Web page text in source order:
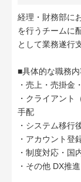
経理・財務部に
を行うチームに
として業務遂行
■具体的な職務内
・売上・売掛金
・クライアント
手配
・システム移行
・アカウント登
・制度対応・国
・その他 DX推